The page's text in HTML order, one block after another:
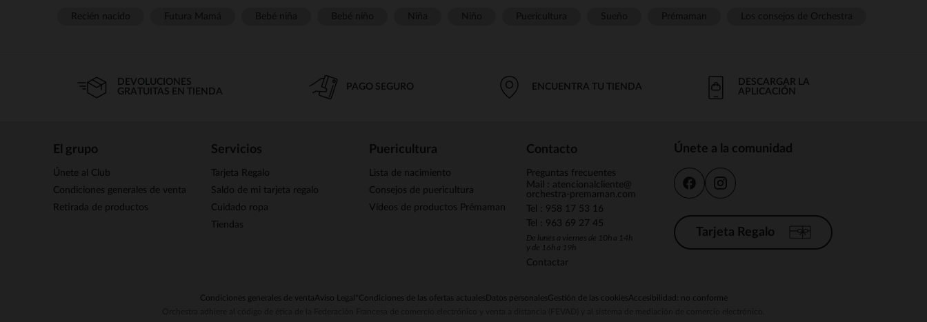
DEVOLUCIONES
GRATUITAS EN TIENDA
PAGO SEGURO ENCUENTRA TU TIENDA
DESCARGAR LA
APLICACIÓN
El grupo
Únete al Club
Condiciones generales de venta
Retirada de productos
Servicios
Tarjeta Regalo
Saldo de mi tarjeta regalo
Cuidado ropa
Tiendas
Puericultura
Lista de nacimiento
Consejos de puericultura
Vídeos de productos Prémaman
Contacto
Preguntas frecuentes
Mail : atencionalcliente@
orchestra-premaman.com
Tel : 958 17 53 16
Tel : 963 69 27 45
De lunes a viernes de 10h a 14h
y de 16h a 19h
Contactar
Únete a la comunidad
Tarjeta Regalo
Condiciones generales de ventaAviso Legal *Condiciones de las ofertas actuales Datos personalesGestión de las cookiesAccesibilidad: no conforme